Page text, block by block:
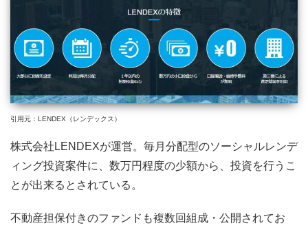
引用元：LENDEX（レンデックス）
株式会社LENDEXが運営。毎月分配型のソーシャルレンデ
ィング投資案件に、数万円程度の少額から、投資を行うこ
とが出来るとされている。
不動産担保付きのファンドも複数回組成・公開されてお